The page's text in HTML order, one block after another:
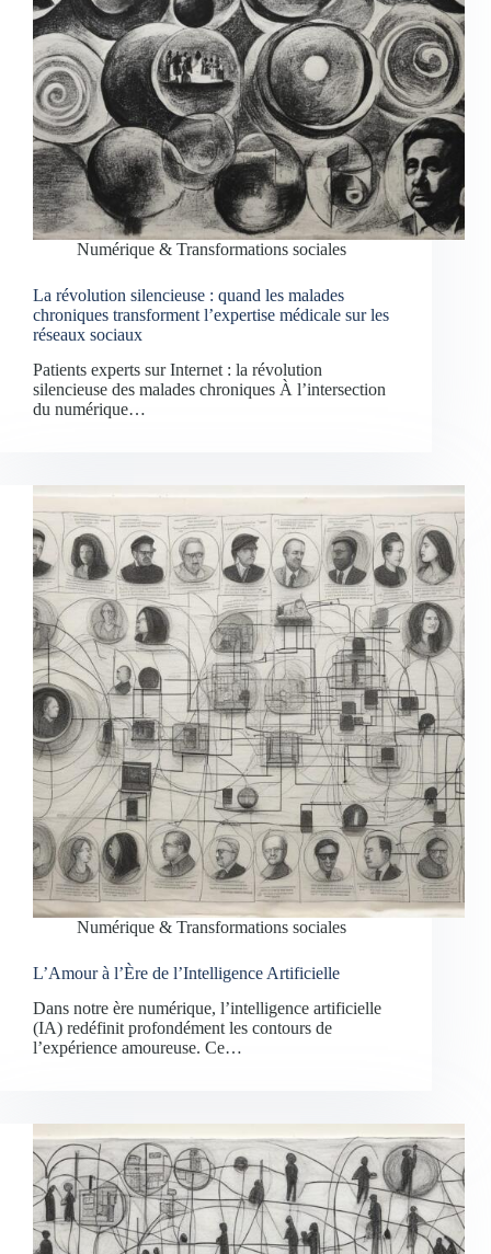
Numérique & Transformations sociales
La révolution silencieuse : quand les malades
chroniques transforment l’expertise médicale sur les
réseaux sociaux
Patients experts sur Internet : la révolution
silencieuse des malades chroniques À l’intersection
du numérique…
Numérique & Transformations sociales
L’Amour à l’Ère de l’Intelligence Artificielle
Dans notre ère numérique, l’intelligence artificielle
(IA) redéfinit profondément les contours de
l’expérience amoureuse. Ce…